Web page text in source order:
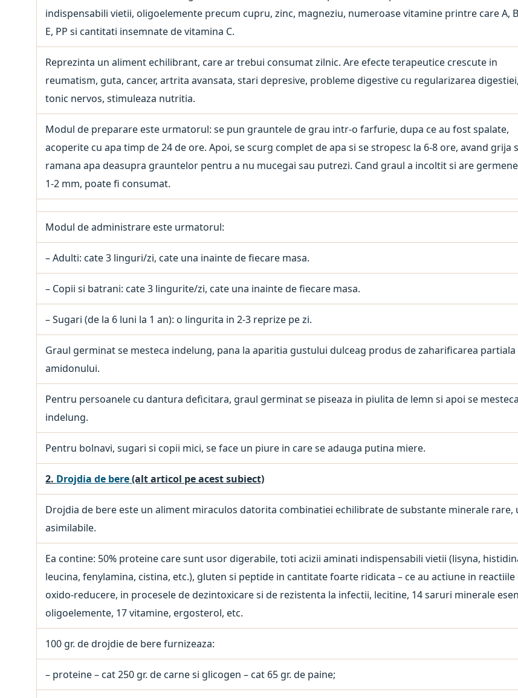
indispensabili vietii, oligoelemente precum cupru, zinc, magneziu, numeroase vitamine printre care A,
E, PP si cantitati insemnate de vitamina C.
Reprezinta un aliment echilibrant, care ar trebui consumat zilnic. Are efecte terapeutice crescute in
reumatism, guta, cancer, artrita avansata, stari depresive, probleme digestive cu regularizarea
tonic nervos, stimuleaza nutritia.
Modul de preparare este urmatorul: se pun grauntele de grau intr-o farfurie, dupa ce au fost spalate,
acoperite cu apa timp de 24 de ore. Apoi, se scurg complet de apa si se stropesc la 6-8 ore, avand grija
ramana apa deasupra grauntelor pentru a nu mucegai sau putrezi. Cand graul a incoltit si are
1-2 mm, poate fi consumat.
Modul de administrare este urmatorul:
– Adulti: cate 3 linguri/zi, cate una inainte de fiecare masa.
– Copii si batrani: cate 3 lingurite/zi, cate una inainte de fiecare masa.
– Sugari (de la 6 luni la 1 an): o lingurita in 2-3 reprize pe zi.
Graul germinat se mesteca indelung, pana la aparitia gustului dulceag produs de zaharificarea partiala
amidonului.
Pentru persoanele cu dantura deficitara, graul germinat se piseaza in piulita de lemn si apoi se mesteca
indelung.
Pentru bolnavi, sugari si copii mici, se face un piure in care se adauga putina miere.
2. Drojdia de bere(alt articol pe acest subiect)
Drojdia de bere este un aliment miraculos datorita combinatiei echilibrate de substante minerale rare,
asimilabile.
Ea contine: 50% proteine care sunt usor digerabile, toti acizii aminati indispensabili vietii (lisyna,
leucina, fenylamina, cistina, etc.), gluten si peptide in cantitate foarte ridicata – ce au actiune in reactiile
oxido-reducere, in procesele de dezintoxicare si de rezistenta la infectii, lecitine, 14 saruri minerale
oligoelemente, 17 vitamine, ergosterol, etc.
100 gr. de drojdie de bere furnizeaza:
– proteine – cat 250 gr. de carne si glicogen – cat 65 gr. de paine;